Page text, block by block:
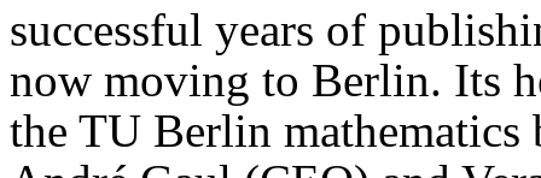
successful years of
now moving to Berlin. Its
the TU Berlin